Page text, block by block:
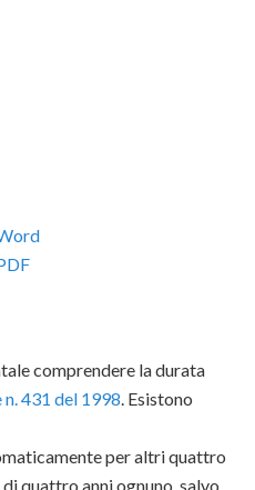
comprendere la durata
n. 431 del 1998. Esistono
per altri quattro
quattro anni ognuno, salvo